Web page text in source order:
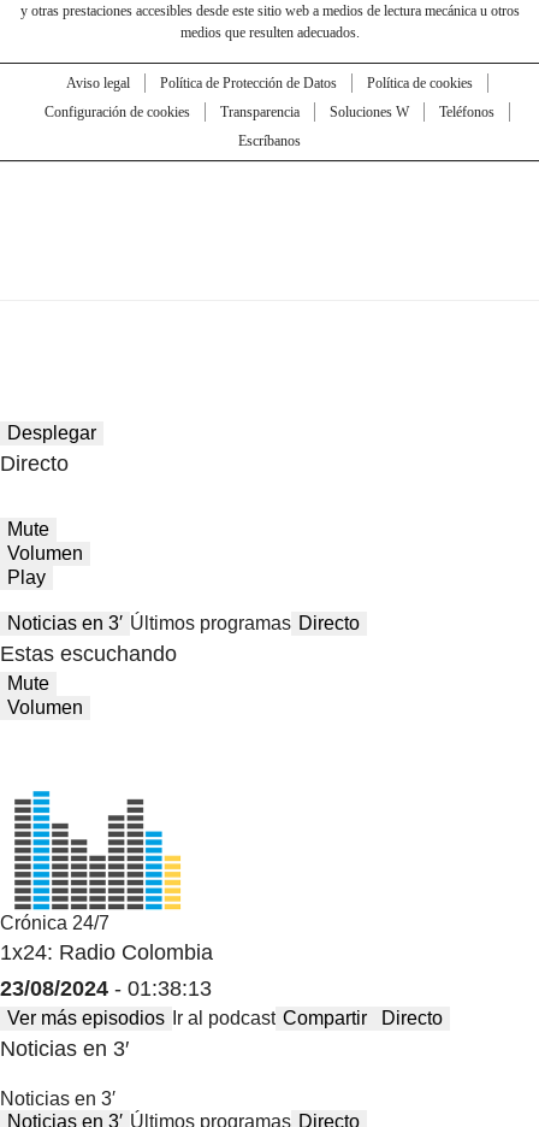
y otras prestaciones accesibles desde este sitio web a medios de lectura mecánica u otros
medios que resulten adecuados.
Aviso legal Política de Protección de Datos
Política de cookies
Configuración de cookies
Transparencia Soluciones W
Teléfonos
Escríbanos
Desplegar
Directo
Mute
Volumen
Play
Noticias en 3′ Últimos programas Directo
Estas escuchando
Mute
Volumen
Crónica 24/7
1x24: Radio Colombia
23/08/2024 - 01:38:13
Ver más episodios Ir al podcast Compartir Directo
Noticias en 3′
Noticias en 3′
Noticias en 3′ Últimos programas Directo